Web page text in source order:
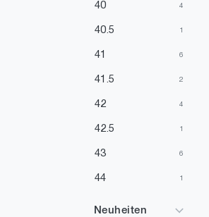
Gold
Türkis
40 4
40.5 1
41 6
41.5 2
42 4
42.5 1
43 6
44 1
Neuheiten